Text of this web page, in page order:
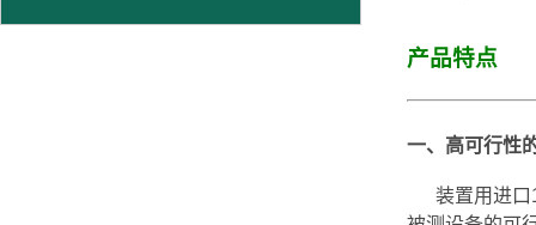
产品特点
一、高可行性
装置用进口